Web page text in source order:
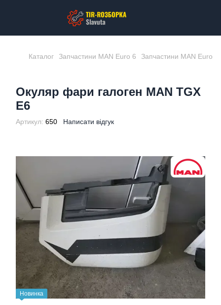
Каталог Запчастини MAN Euro 6 Запчастини MAN Euro 6
Окуляр фари галоген MAN TGX
E6
Артикул: 650 Написати відгук
Новинка